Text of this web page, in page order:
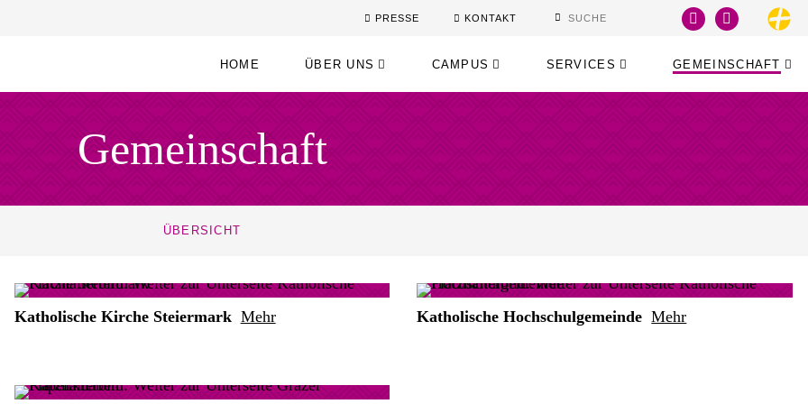
PRESSE KONTAKT
HOME ÜBER UNS CAMPUS SERVICES GEMEINSCHAFT
Gemeinschaft
ÜBERSICHT
Katholische Kirche Steiermark Mehr Katholische Hochschulgemeinde Mehr